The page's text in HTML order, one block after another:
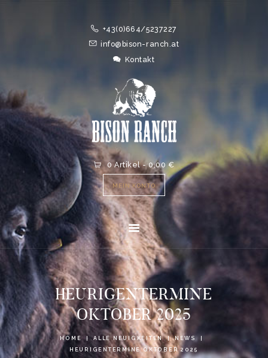
+43(0)664/5237227
info@bison-ranch.at
Kontakt
0 Artikel-0,00 €
MEIN KONTO
HEURIGENTERMINE
OKTOBER 2025
HOME ALLE NEUIGKEITEN
NEWS
HEURIGENTERMINE OKTOBER 2025
ONLINESHOP